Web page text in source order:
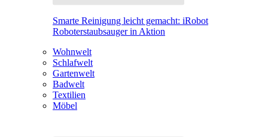
Smarte Reinigung leicht gemacht: iRobot
Roboterstaubsauger in Aktion
Wohnwelt
Schlafwelt
Gartenwelt
Badwelt
Textilien
Möbel